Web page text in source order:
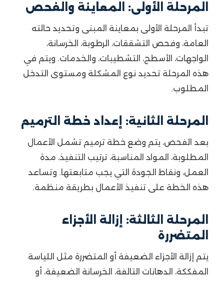
المرحلة الأولى: المعاينة والفحص
تبدأ المرحلة الأولى بمعاينة المبنى وتحديد حالته
العامة، وفحص التشققات، الرطوبة، الخرسانة،
الواجهات، الأسطح، التشطيبات، والخدمات. ويتم في
هذه المرحلة تحديد نوع المشكلة ومستوى التدخل
المطلوب.
المرحلة الثانية: إعداد خطة الترميم
بعد الفحص، يتم وضع خطة ترميم تشمل الأعمال
المطلوبة، المواد المناسبة، ترتيب التنفيذ، مدة
العمل، ونقاط الجودة التي يجب متابعتها. وتساعد
هذه الخطة على تنفيذ الأعمال بطريقة منظمة.
المرحلة الثالثة: إزالة الأجزاء
المتضررة
يتم إزالة الأجزاء الضعيفة أو المتضررة مثل اللياسة
المفككة، الدهانات التالفة، الخرسانة الضعيفة، أو